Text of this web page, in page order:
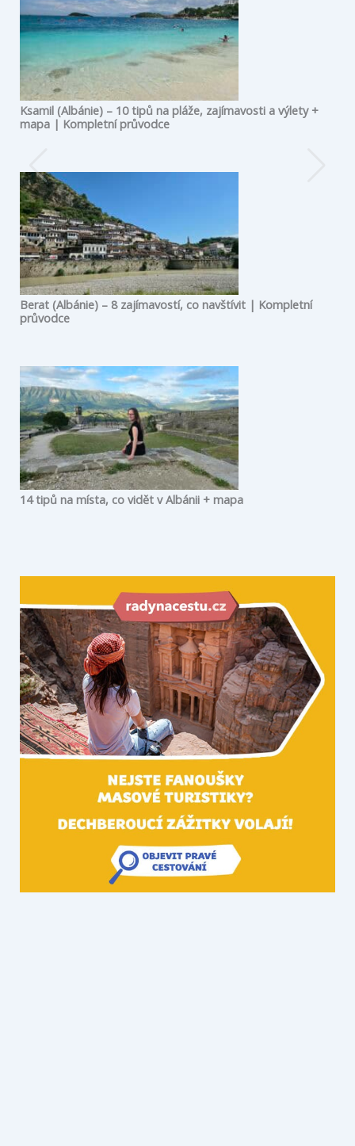
Ksamil (Albánie) – 10 tipů na pláže, zajímavosti a výlety +
mapa | Kompletní průvodce
Berat (Albánie) – 8 zajímavostí, co navštívit | Kompletní
průvodce
14 tipů na místa, co vidět v Albánii + mapa